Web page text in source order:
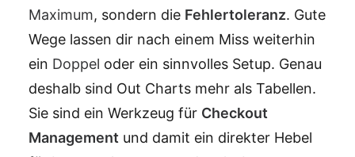
Maximum, sondern die Fehlertoleranz. Gute
Wege lassen dir nach einem Miss weiterhin
ein Doppel oder ein sinnvolles Setup. Genau
deshalb sind Out Charts mehr als Tabellen.
Sie sind ein Werkzeug für Checkout
Management und damit ein direkter Hebel